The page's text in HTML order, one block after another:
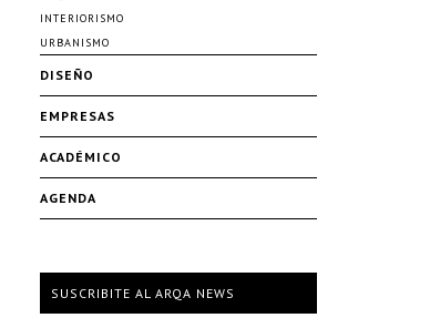
INTERIORISMO
URBANISMO
DISEÑO
EMPRESAS
ACADÉMICO
AGENDA
SUSCRIBITE AL ARQA NEWS